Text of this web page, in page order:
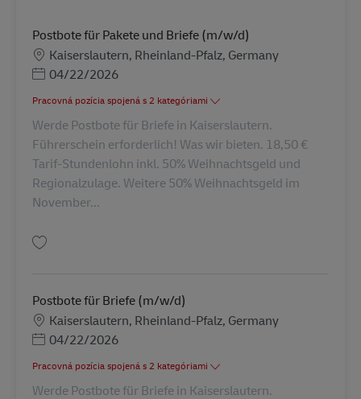
Postbote für Pakete und Briefe (m/w/d)
MiestoKaiserslautern, Rheinland-Pfalz, Germany
Posted Date
04/22/2026
Pracovná pozícia spojená s 2 kategóriami
Werde Postbote für Briefe in Kaiserslautern.
Führerschein erforderlich! Was wir bieten. 18,50 €
Tarif-Stundenlohn inkl. 50% Weihnachtsgeld und
Regionalzulage. Weitere 50% Weihnachtsgeld im
November...
Postbote für Briefe (m/w/d)
MiestoKaiserslautern, Rheinland-Pfalz, Germany
Posted Date
04/22/2026
Pracovná pozícia spojená s 2 kategóriami
Werde Postbote für Briefe in Kaiserslautern.